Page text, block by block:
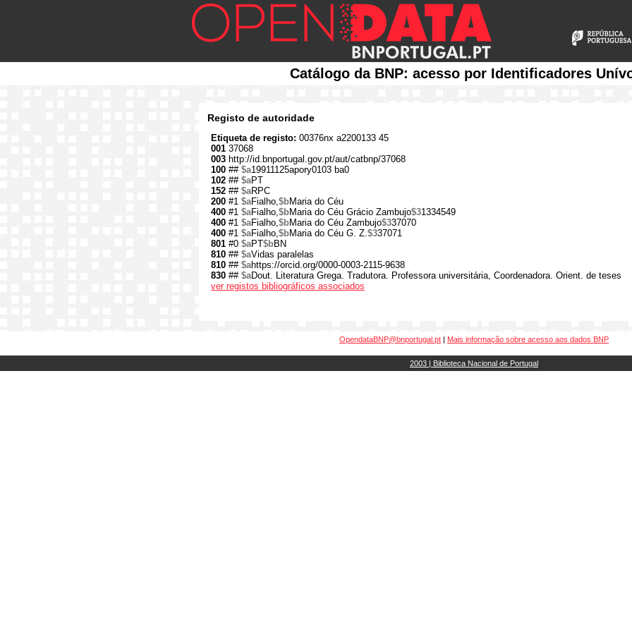
Catálogo da BNP: acesso por Identificadores
Registo de autoridade
Etiqueta de registo: 00376nx a2200133 45
001 37068
003 http://id.bnportugal.gov.pt/aut/catbnp/37068
100 ## $a19911125apory0103 ba0
102 ## $aPT
152 ## $aRPC
200 #1 $aFialho,$bMaria do Céu
400 #1 $aFialho,$bMaria do Céu Grácio Zambujo$31334549
400 #1 $aFialho,$bMaria do Céu Zambujo$337070
400 #1 $aFialho,$bMaria do Céu G. Z.$337071
801 #0 $aPT$bBN
810 ## $aVidas paralelas
810 ## $ahttps://orcid.org/0000-0003-2115-9638
830 ## $aDout. Literatura Grega. Tradutora. Professora universitária, Coordenadora. Orient. de teses
ver registos bibliográficos associados
OpendataBNP@bnportugal.pt | Mais informação sobre acesso aos dados BNP
2003 | Biblioteca Nacional de Portugal